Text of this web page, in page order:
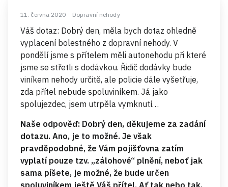
11. června 2020 Dopravní nehody
Váš dotaz: Dobrý den, měla bych dotaz ohledně
vyplacení bolestného z dopravní nehody. V
pondělí jsme s přítelem měli autonehodu při které
jsme se střetli s dodávkou. Řidič dodávky bude
viníkem nehody určitě, ale policie dále vyšetřuje,
zda přítel nebude spoluviníkem. Já jako
spolujezdec, jsem utrpěla vymknutí…
Naše odpověď: Dobrý den, děkujeme za zadání
dotazu. Ano, je to možné. Je však
pravděpodobné, že Vám pojišťovna zatím
vyplatí pouze tzv. „zálohové“ plnění, neboť jak
sama píšete, je možné, že bude určen
spoluviníkem ještě Váš přítel. Ať tak nebo tak,